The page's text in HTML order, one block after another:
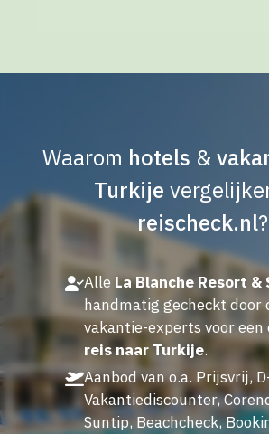
Waarom hotels &
Turkije
reischeck.nl?
Alle La Blanche Resort &
handmatig gecheckt door
vakantie-experts voor een
reis naar Turkije.
Aanbod van o.a. Prijsvrij,
Vakantiediscounter,
Suntip, Beachcheck,